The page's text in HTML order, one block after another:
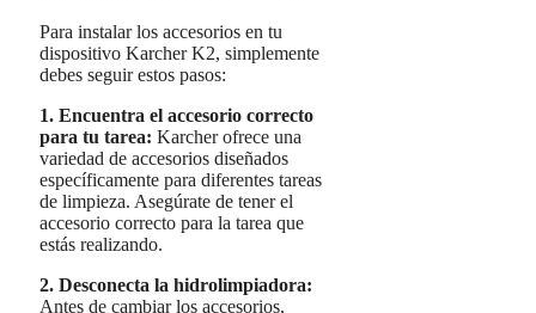
Para instalar los accesorios en tu
dispositivo Karcher K2, simplemente
debes seguir estos pasos:
1. Encuentra el accesorio correcto
para tu tarea: Karcher ofrece una
variedad de accesorios diseñados
específicamente para diferentes tareas
de limpieza. Asegúrate de tener el
accesorio correcto para la tarea que
estás realizando.
2. Desconecta la hidrolimpiadora:
Antes de cambiar los accesorios,